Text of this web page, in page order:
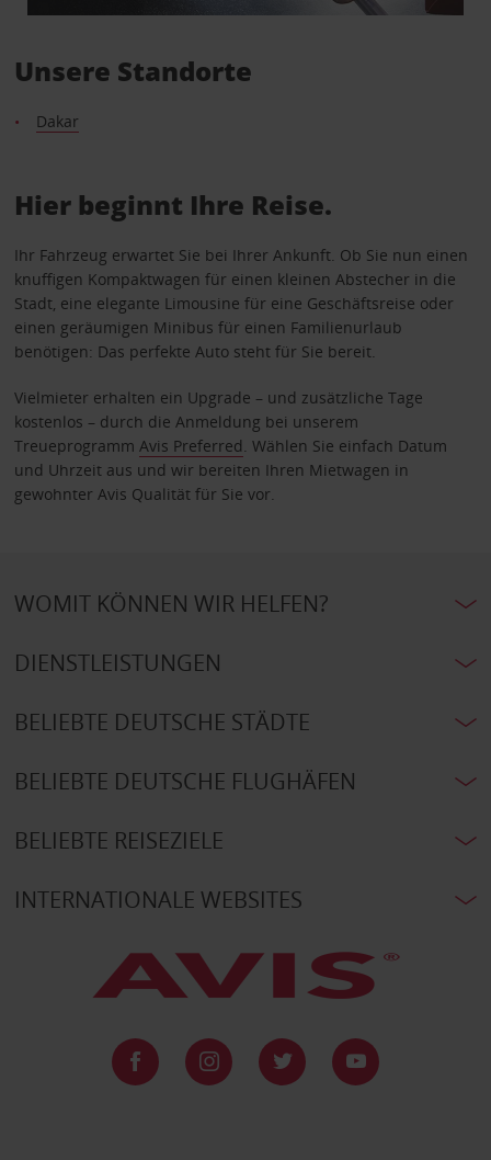
Unsere Standorte
Dakar
Hier beginnt Ihre Reise.
Ihr Fahrzeug erwartet Sie bei Ihrer Ankunft. Ob Sie nun einen
knuffigen Kompaktwagen für einen kleinen Abstecher in die
Stadt, eine elegante Limousine für eine Geschäftsreise oder
einen geräumigen Minibus für einen Familienurlaub
benötigen: Das perfekte Auto steht für Sie bereit.
Vielmieter erhalten ein Upgrade – und zusätzliche Tage
kostenlos – durch die Anmeldung bei unserem
Treueprogramm Avis Preferred . Wählen Sie einfach Datum
und Uhrzeit aus und wir bereiten Ihren Mietwagen in
gewohnter Avis Qualität für Sie vor.
WOMIT KÖNNEN WIR HELFEN?
DIENSTLEISTUNGEN
BELIEBTE DEUTSCHE STÄDTE
BELIEBTE DEUTSCHE FLUGHÄFEN
BELIEBTE REISEZIELE
INTERNATIONALE WEBSITES